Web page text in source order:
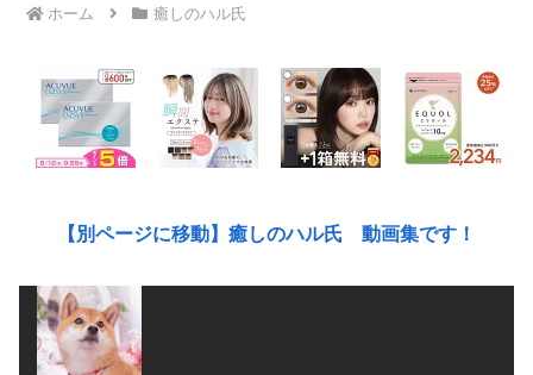
ホーム 癒しのハル氏
【別ページに移動】癒しのハル氏 動画集です！